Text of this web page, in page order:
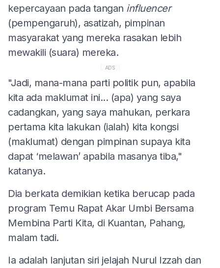
kepercayaan pada tangan influencer
(pempengaruh), asatizah, pimpinan
masyarakat yang mereka rasakan lebih
mewakili (suara) mereka.
ADS
"Jadi, mana-mana parti politik pun, apabila
kita ada maklumat ini... (apa) yang saya
cadangkan, yang saya mahukan, perkara
pertama kita lakukan (ialah) kita kongsi
(maklumat) dengan pimpinan supaya kita
dapat ‘melawan’ apabila masanya tiba,"
katanya.
Dia berkata demikian ketika berucap pada
program Temu Rapat Akar Umbi Bersama
Membina Parti Kita, di Kuantan, Pahang,
malam tadi.
Ia adalah lanjutan siri jelajah Nurul Izzah dan